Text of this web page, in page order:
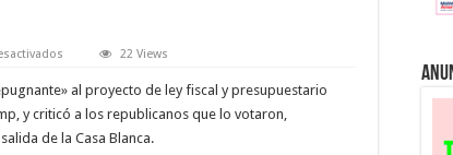
llama
«abominación
repugnante»
a
la
22 Views
al proyecto de ley fiscal y presupuestario
y criticó a los republicanos que lo votaron,
de la Casa Blanca.